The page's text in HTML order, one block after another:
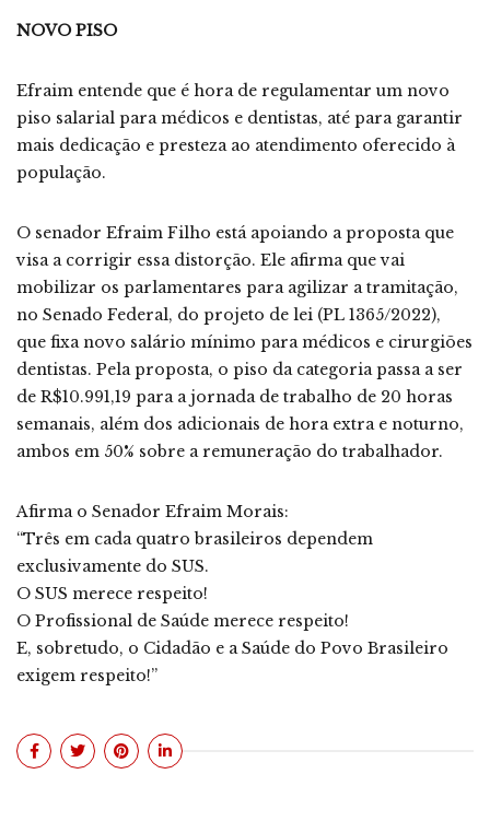
NOVO PISO
Efraim entende que é hora de regulamentar um novo
piso salarial para médicos e dentistas, até para garantir
mais dedicação e presteza ao atendimento oferecido à
população.
O senador Efraim Filho está apoiando a proposta que
visa a corrigir essa distorção. Ele afirma que vai
mobilizar os parlamentares para agilizar a tramitação,
no Senado Federal, do projeto de lei (PL 1365/2022),
que fixa novo salário mínimo para médicos e cirurgiões
dentistas. Pela proposta, o piso da categoria passa a ser
de R$10.991,19 para a jornada de trabalho de 20 horas
semanais, além dos adicionais de hora extra e noturno,
ambos em 50% sobre a remuneração do trabalhador.
Afirma o Senador Efraim Morais:
“Três em cada quatro brasileiros dependem
exclusivamente do SUS.
O SUS merece respeito!
O Profissional de Saúde merece respeito!
E, sobretudo, o Cidadão e a Saúde do Povo Brasileiro
exigem respeito!”